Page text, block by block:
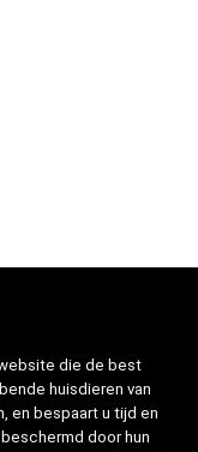
die de best
huisdieren van
en bespaart u tijd en
door hun